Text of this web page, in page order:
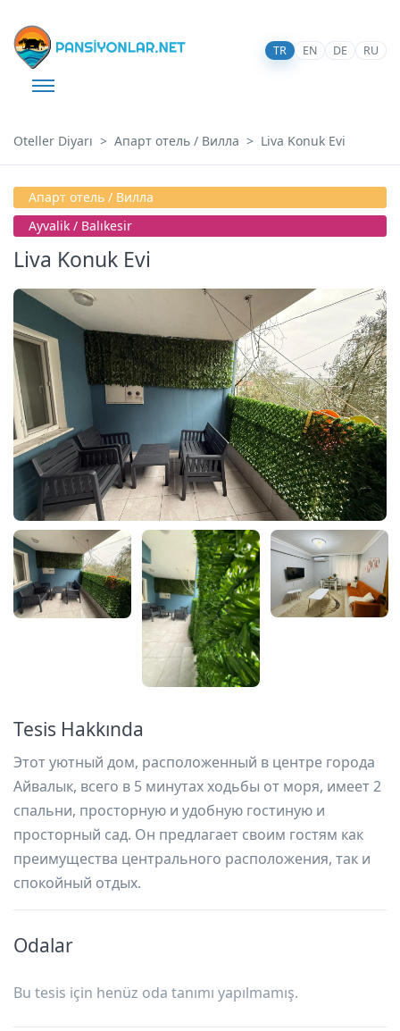
TR EN DE RU
Oteller Diyarı Апарт отель / Вилла Liva Konuk Evi
Апарт отель / Вилла
Ayvalik / Balıkesir
Liva Konuk Evi
Tesis Hakkında
Этот уютный дом, расположенный в центре города
Айвалык, всего в 5 минутах ходьбы от моря, имеет 2
спальни, просторную и удобную гостиную и
просторный сад. Он предлагает своим гостям как
преимущества центрального расположения, так и
спокойный отдых.
Odalar
Bu tesis için henüz oda tanımı yapılmamış.